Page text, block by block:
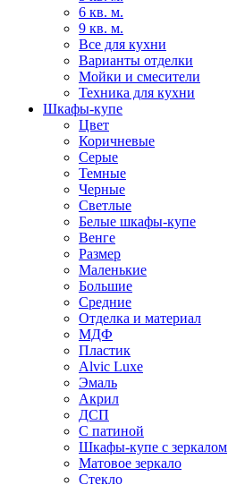
6 кв. м.
9 кв. м.
Все для кухни
Варианты отделки
Мойки и смесители
Техника для кухни
Шкафы-купе
Цвет
Коричневые
Серые
Темные
Черные
Светлые
Белые шкафы-купе
Венге
Размер
Маленькие
Большие
Средние
Отделка и материал
МДФ
Пластик
Alvic Luxe
Эмаль
Акрил
ДСП
С патиной
Шкафы-купе с зеркалом
Матовое зеркало
Стекло